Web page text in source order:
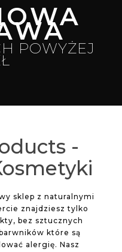
POWYŻEJ
-
sklep z naturalnymi
znajdziesz tylko
bez sztucznych
które są
alergię. Nasz